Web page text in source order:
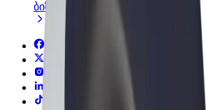
ბიზნესისთვის